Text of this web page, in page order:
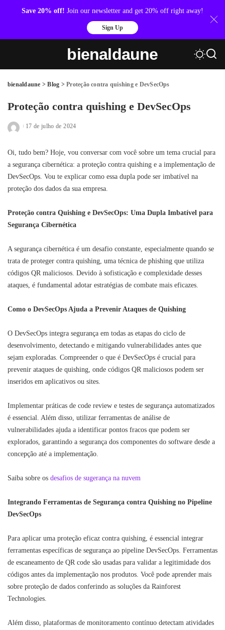
Save 20% off! Join our newsletter and get 20% off right away!
Sign Up
bienaldaune
bienaldaune >Blog >Proteção contra quishing e DevSecOps
Proteção contra quishing e DevSecOps
Posted
17 de julho de 2024
Oi, tudo bem? Hoje, vou conversar com você sobre um tema crucial para
a segurança cibernética: a proteção contra quishing e a implementação de
DevSecOps. Vou te explicar como essa dupla pode ser imbatível na
proteção dos dados da sua empresa.
Proteção contra Quishing e DevSecOps: Uma Dupla Imbatível para
Segurança Cibernética
A segurança cibernética é um desafio constante, especialmente quando se
trata de proteger contra quishing, uma técnica de phishing que utiliza
códigos QR maliciosos. Devido à sofisticação e complexidade desses
ataques, é fundamental adotar estratégias de combate mais eficazes.
Como o DevSecOps Ajuda a Prevenir Ataques de Quishing
O DevSecOps integra segurança em todas as etapas do ciclo de
desenvolvimento, detectando e mitigando vulnerabilidades antes que
sejam exploradas. Compreender o que é DevSecOps é crucial para
prevenir ataques de quishing, onde códigos QR maliciosos podem ser
inseridos em aplicativos ou sites.
Implementar práticas de code review e testes de segurança automatizados
é essencial. Além disso, utilizar ferramentas de análise de
vulnerabilidades ajuda a identificar pontos fracos que podem ser
explorados, garantindo a segurança dos componentes do software desde a
concepção até a implementação.
Saiba sobre os desafios de sugerança na nuvem
Integrando Ferramentas de Segurança contra Quishing no Pipeline
DevSecOps
Para aplicar uma proteção eficaz contra quishing, é essencial integrar
ferramentas específicas de segurança ao pipeline DevSecOps. Ferramentas
de escaneamento de QR code são usadas para validar a legitimidade dos
códigos antes da implementação nos produtos. Você pode aprender mais
sobre proteção de dados conferindo as soluções da Rainforest
Technologies.
Além disso, plataformas de monitoramento contínuo detectam atividades